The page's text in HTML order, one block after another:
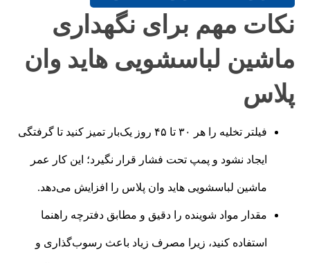
نکات مهم برای نگهداری
ماشین لباسشویی هاید وان
پلاس
فیلتر تخلیه را هر ۳۰ تا ۴۵ روز یک‌بار تمیز کنید تا گرفتگی
ایجاد نشود و پمپ تحت فشار قرار نگیرد؛ این کار عمر
ماشین لباسشویی هاید وان پلاس را افزایش می‌دهد.
مقدار مواد شوینده را دقیق و مطابق دفترچه راهنما
استفاده کنید، زیرا مصرف زیاد باعث رسوب‌گذاری و